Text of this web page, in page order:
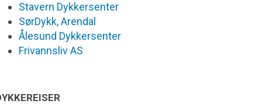
Stavern Dykkersenter
SørDykk, Arendal
Ålesund Dykkersenter
Frivannsliv AS